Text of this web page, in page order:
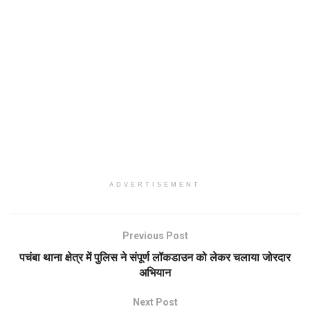
ADVERTISEMENT
Previous Post
पचंबा थाना क्षेत्र में पुलिस ने संपूर्ण लॉकडाउन को लेकर चलाया जोरदार
अभियान
Next Post